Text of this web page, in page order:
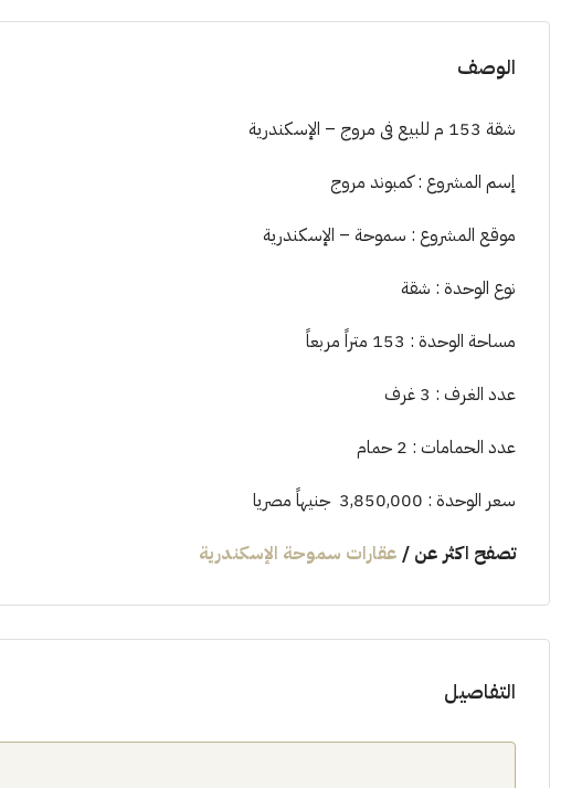
الوصف
شقة 153 م للبيع فى مروج – الإسكندرية
إسم المشروع : كمبوند مروج
موقع المشروع : سموحة – الإسكندرية
نوع الوحدة : شقة
مساحة الوحدة : 153 متراً مربعاً
عدد الغرف : 3 غرف
عدد الحمامات : 2 حمام
سعر الوحدة : 3,850,000 جنيهاً مصريا
تصفح اكثر عن / عقارات سموحة الإسكندرية
التفاصيل